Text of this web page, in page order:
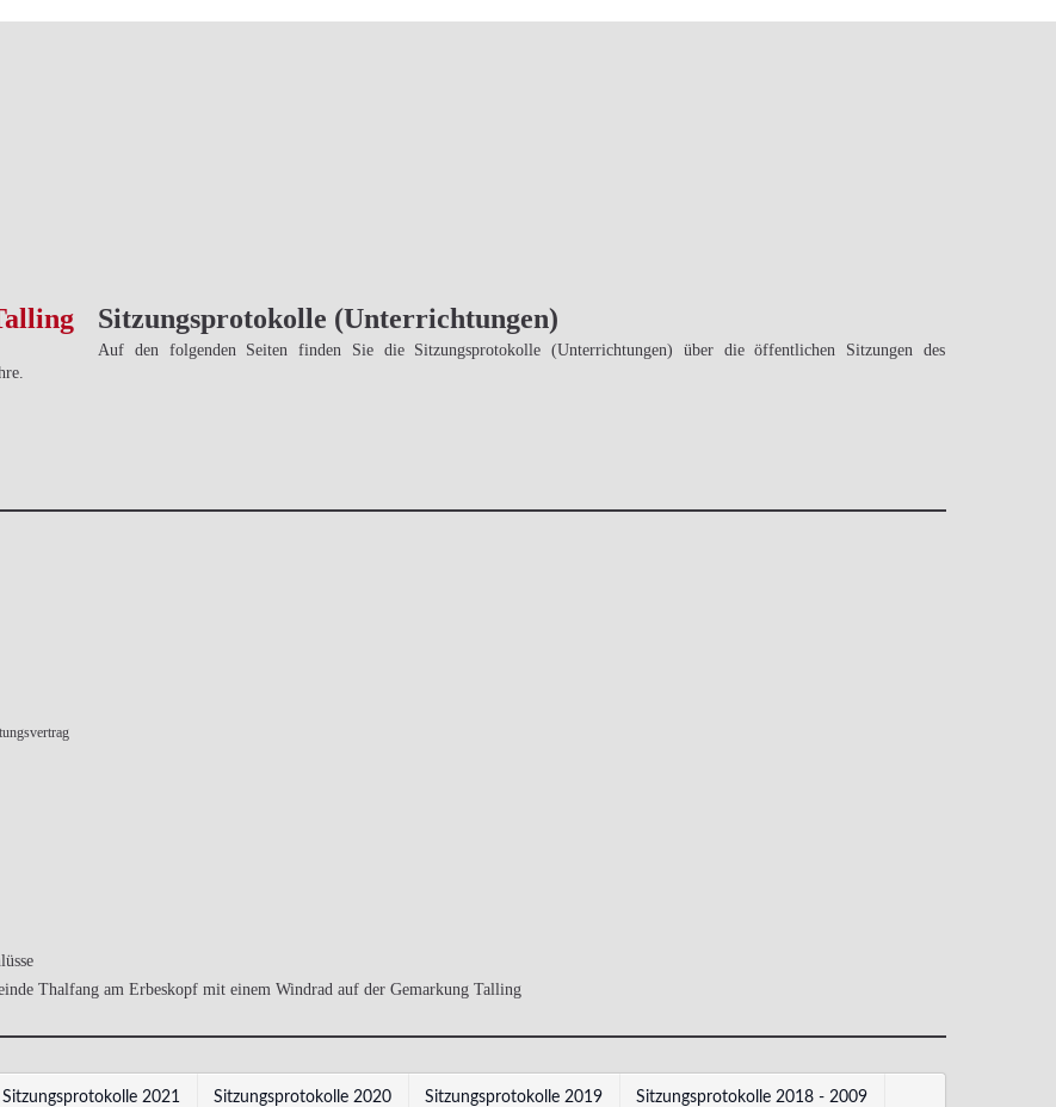
Sitzungsprotokolle (Unterrichtungen)
Auf den folgenden Seiten finden Sie die Sitzungsprotokolle (Unterrichtungen) über die öffentlichen Sitzungen des
Thalfang am Erbeskopf mit einem Windrad auf der Gemarkung Talling
Sitzungsprotokolle 2021 Sitzungsprotokolle 2020 Sitzungsprotokolle 2019 Sitzungsprotokolle 2018 - 2009